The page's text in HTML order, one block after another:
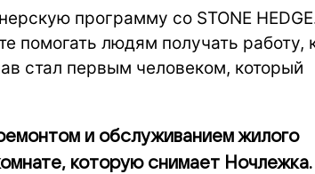
программу со STONE
помогать людям получать работу,
стал первым человеком, который
и обслуживанием жилого
которую снимает Ночлежка.